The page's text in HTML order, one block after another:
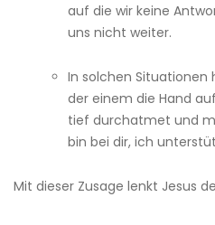
auf die wir keine
uns nicht weiter.
In solchen Situationen
der einem die Hand
tief durchatmet und
bin bei dir, ich
Mit dieser Zusage lenkt Jesus